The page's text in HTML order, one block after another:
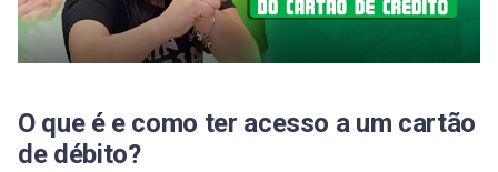
O que é e como ter acesso a um cartão
de débito?